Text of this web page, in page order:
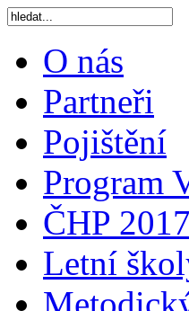
O nás
Partneři
Pojištění
Program
ČHP 2017
Letní